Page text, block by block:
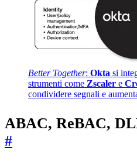
Better Together: Okta si
strumenti come Zscaler e
condividere segnali e
ABAC, ReBAC,
#